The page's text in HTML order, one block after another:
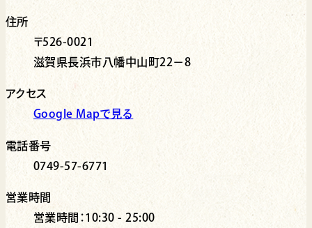
住所
〒526-0021
滋賀県長浜市八幡中山町22－8
アクセス
Google Mapで見る
電話番号
0749-57-6771
営業時間
営業時間：10:30 - 25:00